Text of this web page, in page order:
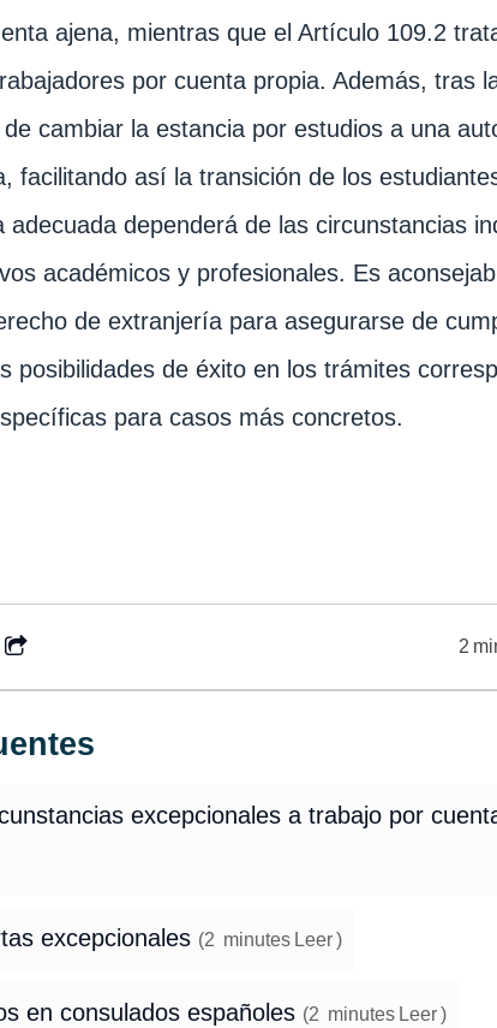
ajena, mientras que el Artículo 109.2
por cuenta propia. Además, tras
cambiar la estancia por estudios a una
facilitando así la transición de los
dependerá de las circunstancias
académicos y profesionales. Es
de extranjería para asegurarse de
posibilidades de éxito en los trámites
para casos más concretos.
2
excepcionales a trabajo por
excepcionales (2 minutes Leer )
en consulados españoles (2 minutes Leer )